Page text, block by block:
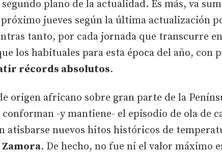
plano de la actualidad. Es más, va
jueves según la última actualización
tanto, por cada jornada que transcurre en
los habituales para esta época del año, con
récords absolutos.
origen africano sobre gran parte de la
-y mantiene- el episodio de ola de
atisbarse nuevos hitos históricos de
Zamora. De hecho, no fue ni el valor máximo